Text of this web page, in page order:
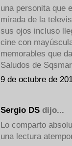
una personita que
mirada de la
sus ojos incluso
cine con
memorables que
Saludos de
9 de octubre de
Sergio DS dijo...
Lo comparto
una lectura